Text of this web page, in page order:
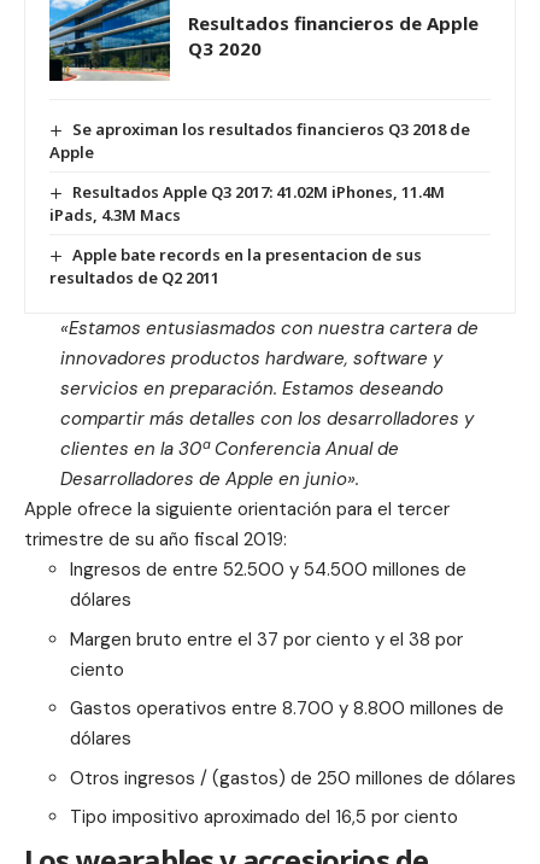
Resultados financieros de Apple
Q3 2020
Se aproximan los resultados financieros Q3 2018 de
Apple
Resultados Apple Q3 2017: 41.02M iPhones, 11.4M
iPads, 4.3M Macs
Apple bate records en la presentacion de sus
resultados de Q2 2011
«Estamos entusiasmados con nuestra cartera de
innovadores productos hardware, software y
servicios en preparación. Estamos deseando
compartir más detalles con los desarrolladores y
clientes en la 30ª Conferencia Anual de
Desarrolladores de Apple en junio».
Apple ofrece la siguiente orientación para el tercer
trimestre de su año fiscal 2019:
Ingresos de entre 52.500 y 54.500 millones de
dólares
Margen bruto entre el 37 por ciento y el 38 por
ciento
Gastos operativos entre 8.700 y 8.800 millones de
dólares
Otros ingresos / (gastos) de 250 millones de dólares
Tipo impositivo aproximado del 16,5 por ciento